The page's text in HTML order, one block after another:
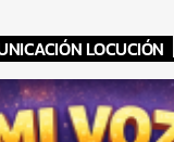
LOCUCIÓN